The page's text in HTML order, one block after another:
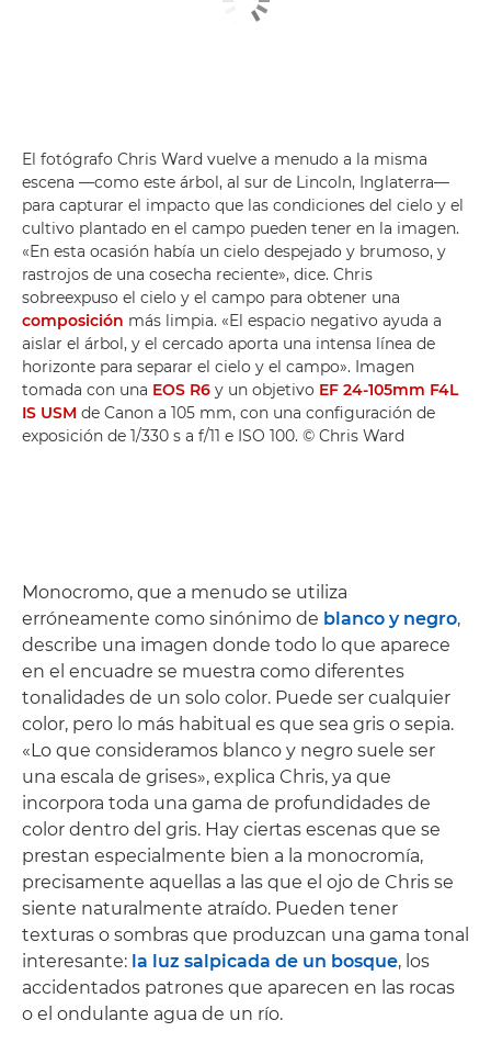
El fotógrafo Chris Ward vuelve a menudo a la misma
escena —como este árbol, al sur de Lincoln, Inglaterra—
para capturar el impacto que las condiciones del cielo y el
cultivo plantado en el campo pueden tener en la imagen.
«En esta ocasión había un cielo despejado y brumoso, y
rastrojos de una cosecha reciente», dice. Chris
sobreexpuso el cielo y el campo para obtener una
composición más limpia. «El espacio negativo ayuda a
aislar el árbol, y el cercado aporta una intensa línea de
horizonte para separar el cielo y el campo». Imagen
tomada con una EOS R6 y un objetivo EF 24-105mm F4L
IS USM de Canon a 105 mm, con una configuración de
exposición de 1/330 s a f/11 e ISO 100. © Chris Ward
Monocromo, que a menudo se utiliza
erróneamente como sinónimo de blanco y negro,
describe una imagen donde todo lo que aparece
en el encuadre se muestra como diferentes
tonalidades de un solo color. Puede ser cualquier
color, pero lo más habitual es que sea gris o sepia.
«Lo que consideramos blanco y negro suele ser
una escala de grises», explica Chris, ya que
incorpora toda una gama de profundidades de
color dentro del gris. Hay ciertas escenas que se
prestan especialmente bien a la monocromía,
precisamente aquellas a las que el ojo de Chris se
siente naturalmente atraído. Pueden tener
texturas o sombras que produzcan una gama tonal
interesante: la luz salpicada de un bosque, los
accidentados patrones que aparecen en las rocas
o el ondulante agua de un río.